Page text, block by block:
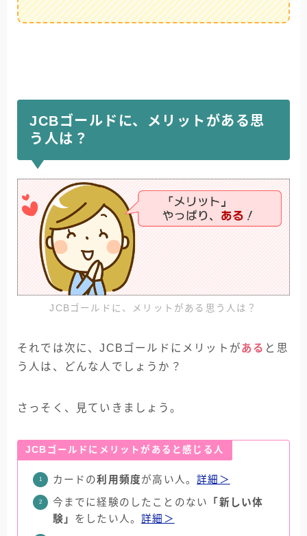
JCBゴールドに、メリットがある思
う人は？
JCBゴールドに、メリットがある思う人は？
それでは次に、JCBゴールドにメリットがある と思
う人は、どんな人でしょうか？
さっそく、見ていきましょう。
JCBゴールドにメリットがあると感じる人
カードの利用頻度が高い人。詳細＞
今までに経験のしたことのない
「新しい体
験」 をしたい人。詳細＞